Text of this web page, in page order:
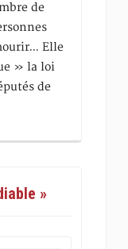
de
Elle
» la loi
de
»